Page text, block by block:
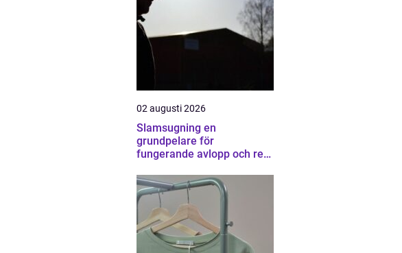
02 augusti 2026
Slamsugning en
grundpelare för
fungerande avlopp och ren